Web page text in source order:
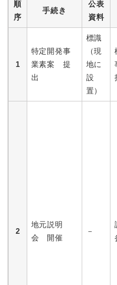
順
序
手続き
公表
資料
1
特定開発事
業素案 提
出
標識
（現
地に
設
置）
2
地元説明
会 開催
－